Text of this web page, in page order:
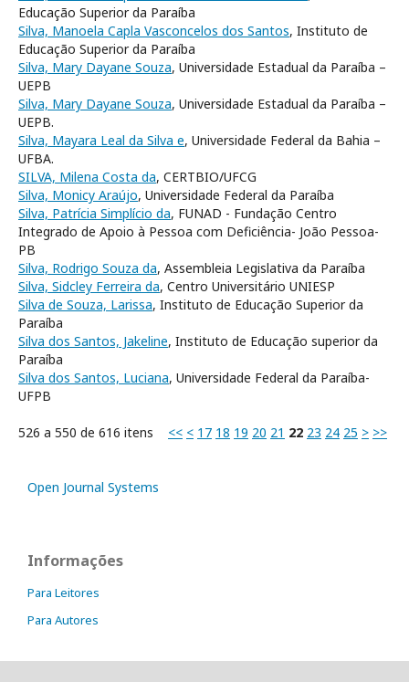
Educação Superior da Paraíba
Silva, Manoela Capla Vasconcelos dos Santos, Instituto de
Educação Superior da Paraíba
Silva, Mary Dayane Souza, Universidade Estadual da Paraíba –
UEPB
Silva, Mary Dayane Souza, Universidade Estadual da Paraíba –
UEPB.
Silva, Mayara Leal da Silva e, Universidade Federal da Bahia –
UFBA.
SILVA, Milena Costa da, CERTBIO/UFCG
Silva, Monicy Araújo, Universidade Federal da Paraíba
Silva, Patrícia Simplício da, FUNAD - Fundação Centro
Integrado de Apoio à Pessoa com Deficiência- João Pessoa-
PB
Silva, Rodrigo Souza da, Assembleia Legislativa da Paraíba
Silva, Sidcley Ferreira da, Centro Universitário UNIESP
Silva de Souza, Larissa, Instituto de Educação Superior da
Paraíba
Silva dos Santos, Jakeline, Instituto de Educação superior da
Paraíba
Silva dos Santos, Luciana, Universidade Federal da Paraíba-
UFPB
526 a 550 de 616 itens << < 17 18 19 20 21 22 23 24 25 > >>
Open Journal Systems
Informações
Para Leitores
Para Autores